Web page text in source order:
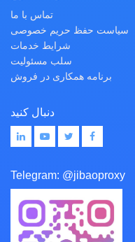
تماس با ما
سیاست حفظ حریم خصوصی
شرایط خدمات
سلب مسئولیت
برنامه همکاری در فروش
دنبال کنید
Telegram: @jibaoproxy